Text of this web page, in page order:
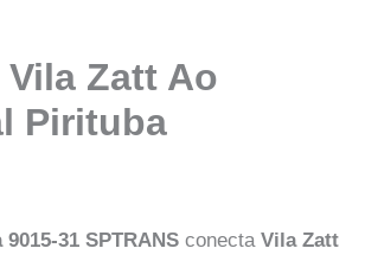
Vila Zatt Ao
Pirituba
9015-31 SPTRANS conecta Vila Zatt